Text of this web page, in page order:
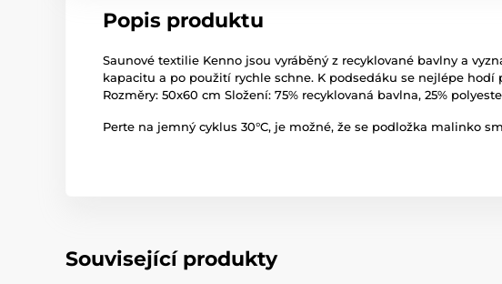
Popis produktu
Saunové textilie Kenno jsou vyráběný z recyklované bavlny a
kapacitu a po použití rychle schne. K podsedáku se nejlépe
Rozměry: 50x60 cm Složení: 75% recyklovaná bavlna, 25%
Perte na jemný cyklus 30°C, je možné, že se podložka malinko
Související produkty